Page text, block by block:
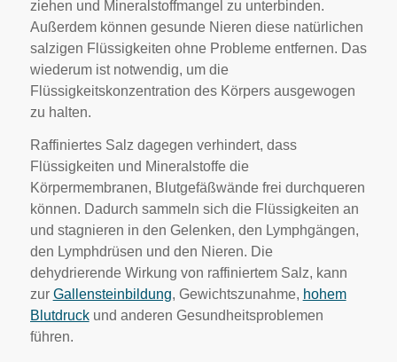
ziehen und Mineralstoffmangel zu unterbinden.
Außerdem können gesunde Nieren diese natürlichen
salzigen Flüssigkeiten ohne Probleme entfernen. Das
wiederum ist notwendig, um die
Flüssigkeitskonzentration des Körpers ausgewogen
zu halten.
Raffiniertes Salz dagegen verhindert, dass
Flüssigkeiten und Mineralstoffe die
Körpermembranen, Blutgefäßwände frei durchqueren
können. Dadurch sammeln sich die Flüssigkeiten an
und stagnieren in den Gelenken, den Lymphgängen,
den Lymphdrüsen und den Nieren. Die
dehydrierende Wirkung von raffiniertem Salz, kann
zur Gallensteinbildung, Gewichtszunahme, hohem
Blutdruckund anderen Gesundheitsproblemen
führen.